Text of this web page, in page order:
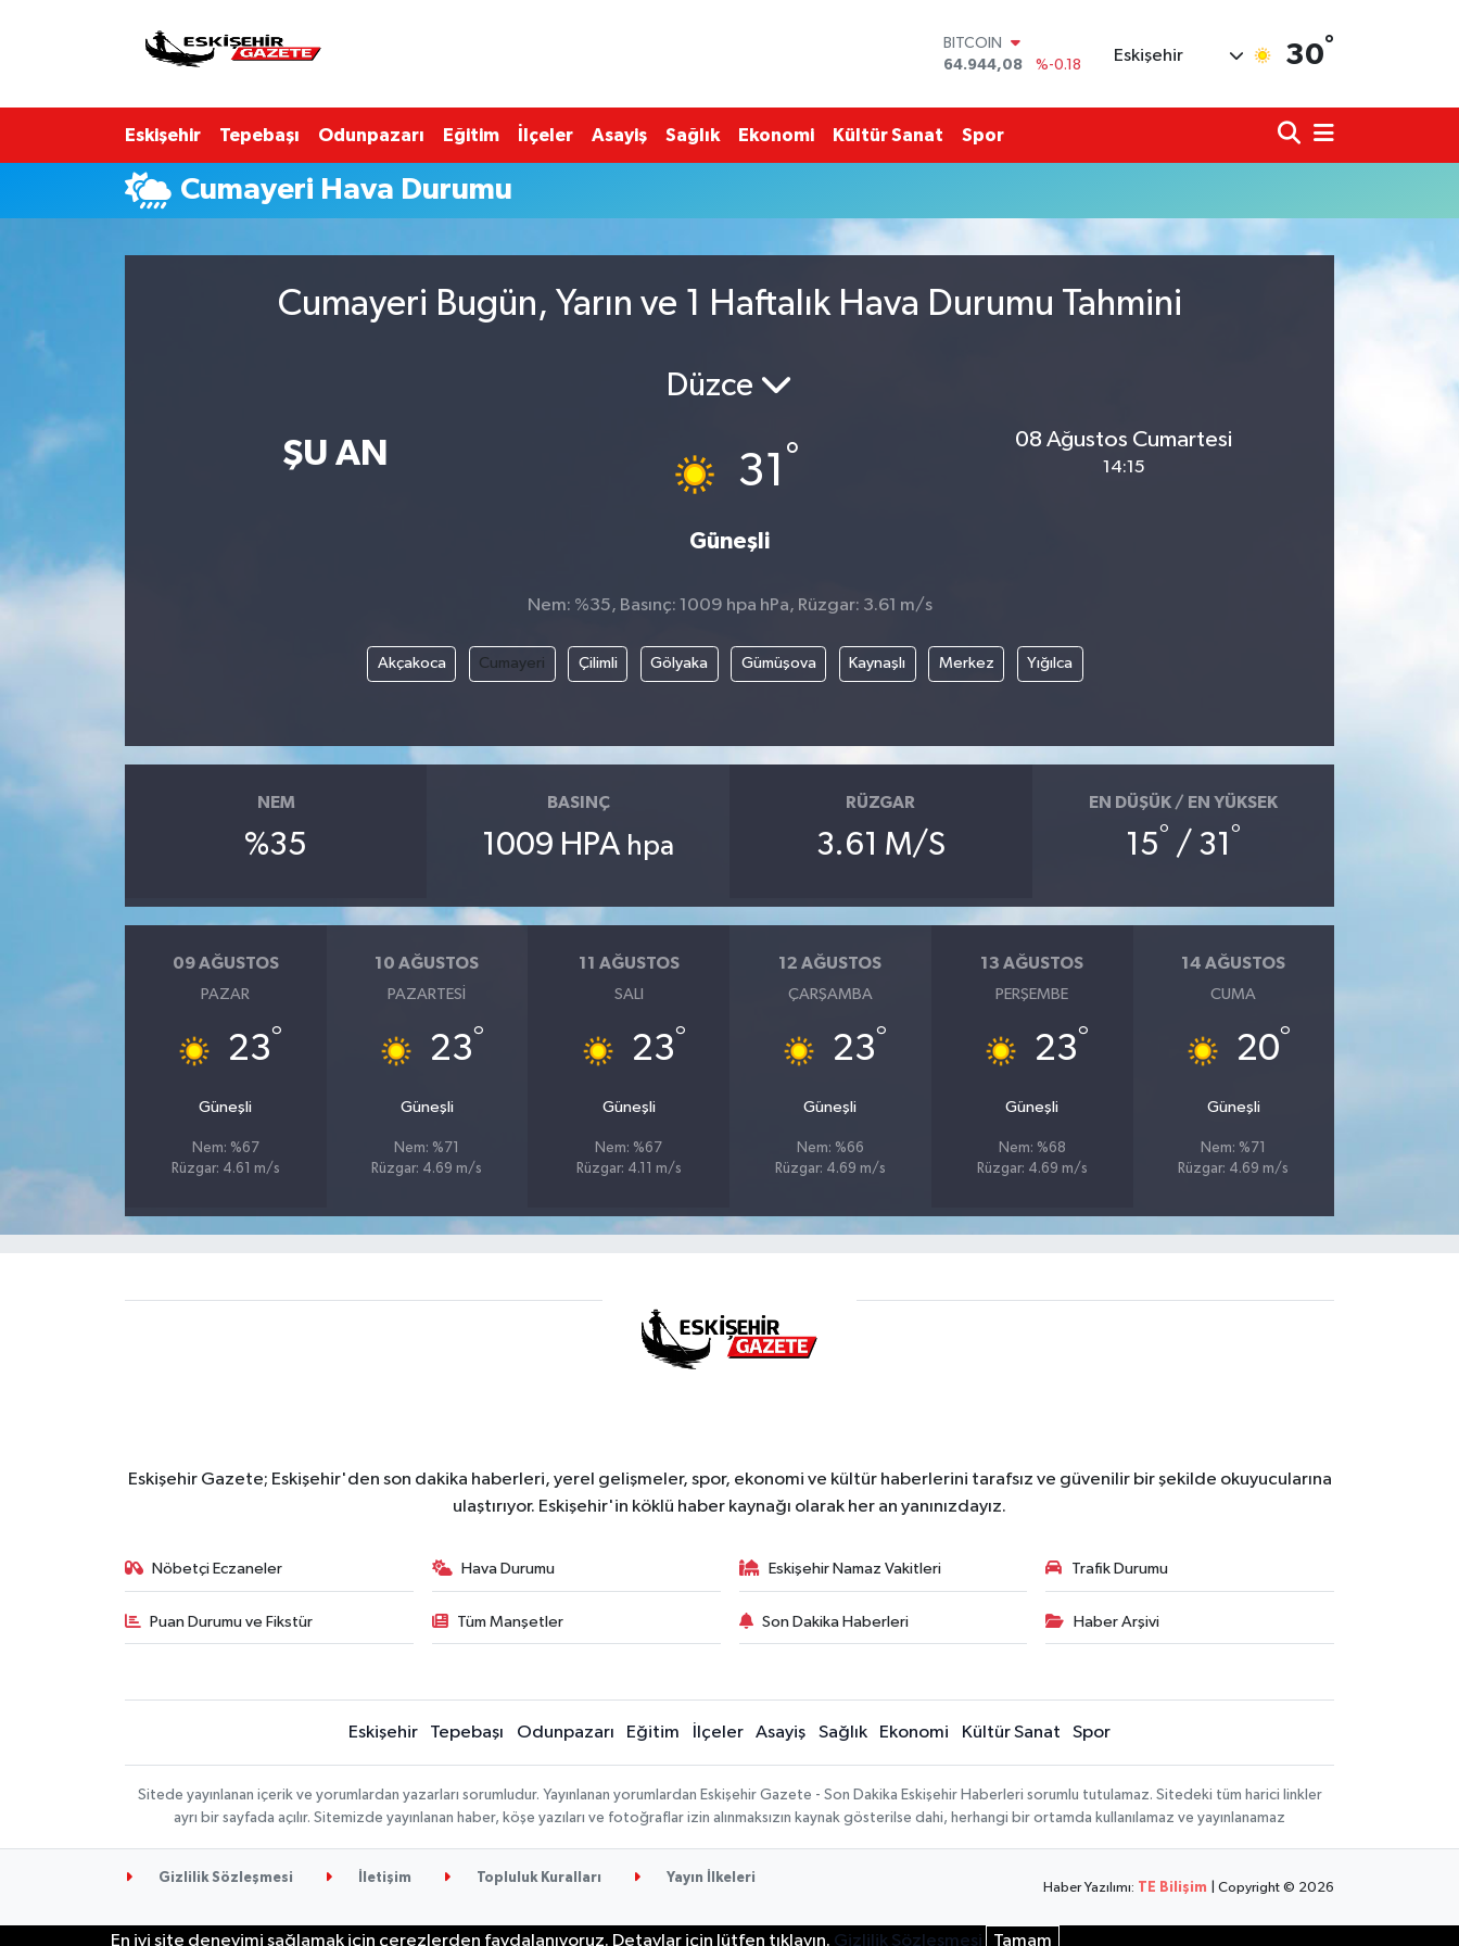
BITCOIN
64.944,08
%-0.18
47,7436
%0.18
EURO
GRAM ALTIN
BİST100
Eskişehir 30°
Eskişehir Tepebaşı Odunpazarı Eğitim İlçeler Asayiş Sağlık Ekonomi Kültür Sanat Spor
Cumayeri Hava Durumu
Cumayeri Bugün, Yarın ve 1 Haftalık Hava Durumu Tahmini
ŞU AN
Düzce
31 °
Güneşli
08 Ağustos Cumartesi
14:15
Nem: %35, Basınç: 1009 hpa hPa, Rüzgar: 3.61 m/s
Akçakoca Cumayeri Çilimli Gölyaka Gümüşova Kaynaşlı Merkez Yığılca
NEM
%35
BASINÇ
1009 HPA hpa
RÜZGAR
3.61 M/S
EN DÜŞÜK / EN YÜKSEK
15° / 31°
09 AĞUSTOS
PAZAR
23°
Güneşli
Nem: %67
Rüzgar: 4.61 m/s
10 AĞUSTOS
PAZARTESI
23°
Güneşli
Nem: %71
Rüzgar: 4.69 m/s
11 AĞUSTOS
SALI
23°
Güneşli
Nem: %67
Rüzgar: 4.11 m/s
12 AĞUSTOS
ÇARŞAMBA
23°
Güneşli
Nem: %66
Rüzgar: 4.69 m/s
13 AĞUSTOS
PERŞEMBE
23°
Güneşli
Nem: %68
Rüzgar: 4.69 m/s
14 AĞUSTOS
CUMA
20°
Güneşli
Nem: %71
Rüzgar: 4.69 m/s
Eskişehir Gazete; Eskişehir'den son dakika haberleri, yerel gelişmeler, spor, ekonomi ve kültür haberlerini tarafsız ve güvenilir bir şekilde okuyucularına
ulaştırıyor. Eskişehir'in köklü haber kaynağı olarak her an yanınızdayız.
Nöbetçi Eczaneler Hava Durumu Eskişehir Namaz Vakitleri Trafik Durumu
Puan Durumu ve Fikstür Tüm Manşetler Son Dakika Haberleri Haber Arşivi
Eskişehir Tepebaşı Odunpazarı Eğitim İlçeler Asayiş Sağlık Ekonomi Kültür Sanat Spor
Sitede yayınlanan içerik ve yorumlardan yazarları sorumludur. Yayınlanan yorumlardan Eskişehir Gazete - Son Dakika Eskişehir Haberleri sorumlu tutulamaz. Sitedeki tüm harici linkler
ayrı bir sayfada açılır. Sitemizde yayınlanan haber, köşe yazıları ve fotoğraflar izin alınmaksızın kaynak gösterilse dahi, herhangi bir ortamda kullanılamaz ve yayınlanamaz
Gizlilik Sözleşmesi İletişim Topluluk Kuralları Yayın İlkeleri
Haber Yazılımı: TE Bilişim | Copyright © 2026
En iyi site deneyimi sağlamak için çerezlerden faydalanıyoruz. Detaylar için lütfen tıklayın. Gizlilik Sözleşmesi Tamam
Hava Durumu
Eskişehir Namaz Vakitleri
Süper Lig Puan Durumu ve Fikstür
Son Dakika Haberleri